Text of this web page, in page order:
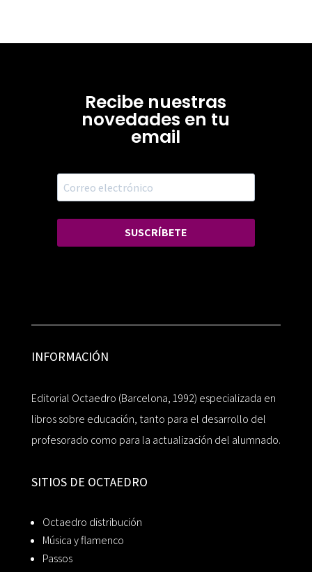
Recibe nuestras
novedades en tu
email
SUSCRÍBETE
INFORMACIÓN
Editorial Octaedro (Barcelona, 1992) especializada en
libros sobre educación, tanto para el desarrollo del
profesorado como para la actualización del alumnado.
SITIOS DE OCTAEDRO
Octaedro distribución
Música y flamenco
Passos